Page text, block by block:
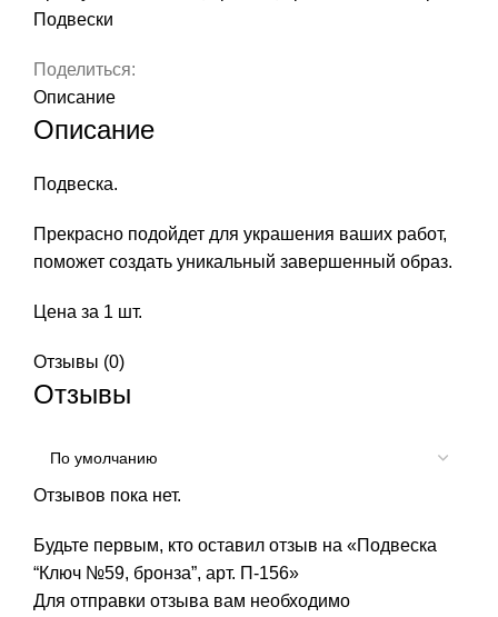
Подвески
Поделиться:
Описание
Описание
Подвеска.
Прекрасно подойдет для украшения ваших работ,
поможет создать уникальный завершенный образ.
Цена за 1 шт.
Отзывы (0)
Отзывы
Отзывов пока нет.
Будьте первым, кто оставил отзыв на «Подвеска
“Ключ №59, бронза”, арт. П-156»
Для отправки отзыва вам необходимо